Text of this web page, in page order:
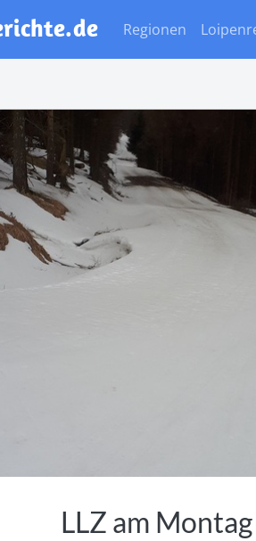
Regionen
LLZ am Montag